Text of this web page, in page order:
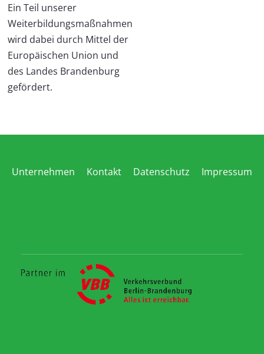
Ein Teil unserer
Weiterbildungsmaßnahmen
wird dabei durch Mittel der
Europäischen Union und
des Landes Brandenburg
gefördert.
Unternehmen Kontakt Datenschutz Impressum